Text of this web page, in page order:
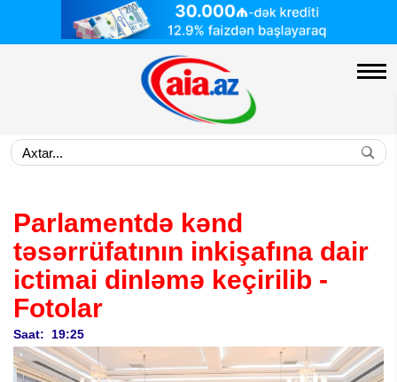
Parlamentdə kənd
təsərrüfatının inkişafına dair
ictimai dinləmə keçirilib -
Fotolar
Saat: 19:25